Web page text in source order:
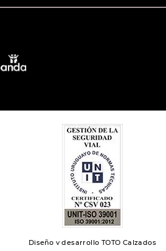
Diseño y desarrollo TOTO Calzados